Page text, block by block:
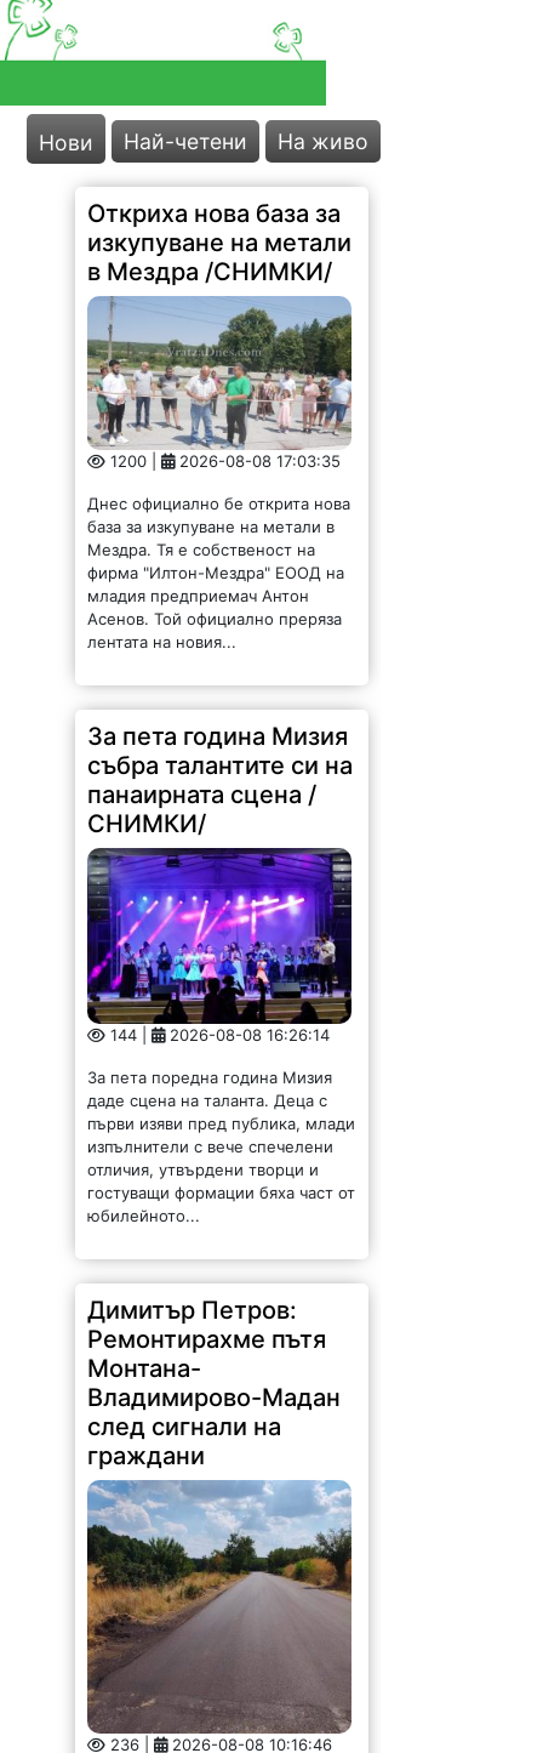
Нови Най-четени На живо
Откриха нова база за
изкупуване на метали
в Мездра /СНИМКИ/
1200 | 2026-08-08 17:03:35
Днес официално бе открита нова
база за изкупуване на метали в
Мездра. Тя е собственост на
фирма "Илтон-Мездра" ЕООД на
младия предприемач Антон
Асенов. Той официално преряза
лентата на новия...
За пета година Мизия
събра талантите си на
панаирната сцена /
СНИМКИ/
144 | 2026-08-08 16:26:14
За пета поредна година Мизия
даде сцена на таланта. Деца с
първи изяви пред публика, млади
изпълнители с вече спечелени
отличия, утвърдени творци и
гостуващи формации бяха част от
юбилейното...
Димитър Петров:
Ремонтирахме пътя
Монтана-
Владимирово-Мадан
след сигнали на
граждани
236 | 2026-08-08 10:16:46